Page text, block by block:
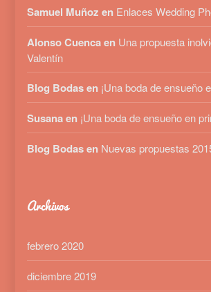
Samuel Muñoz en Enlaces Wedding
Alonso Cuenca en Una propuesta
Valentín
Blog Bodas en ¡Una boda de ensueño
Susana en ¡Una boda de ensueño en
Blog Bodas en Nuevas propuestas
Archivos
febrero 2020
diciembre 2019